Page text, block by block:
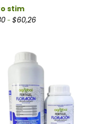
hasta $244,45
stim
- $60,26Rango de precios: